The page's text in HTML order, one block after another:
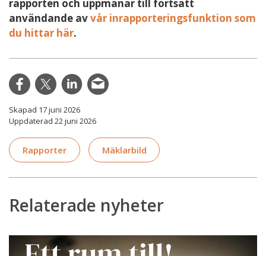
rapporten och uppmanar till fortsatt
användande avvår inrapporteringsfunktion som
du hittar här.
Skapad 17 juni 2026
Uppdaterad 22 juni 2026
Rapporter Mäklarbild
Relaterade nyheter
Ny
rapport: